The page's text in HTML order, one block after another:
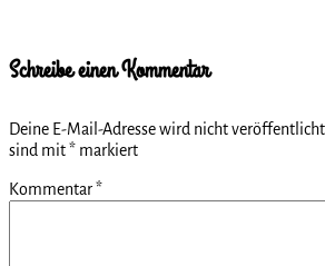
Schreibe einen Kommentar
Deine E-Mail-Adresse wird nicht
sind mit* markiert
Kommentar*